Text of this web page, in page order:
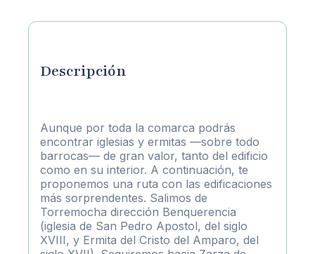
Descripción
Aunque por toda la comarca podrás
encontrar iglesias y ermitas —sobre todo
barrocas— de gran valor, tanto del edificio
como en su interior. A continuación, te
proponemos una ruta con las edificaciones
más sorprendentes. Salimos de
Torremocha dirección Benquerencia
(iglesia de San Pedro Apostol, del siglo
XVIII, y Ermita del Cristo del Amparo, del